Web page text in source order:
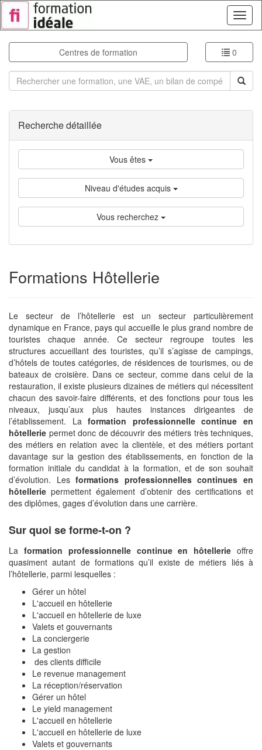
Centres de formation 0
Rechercher
Recherche détaillée
Vous êtes
Niveau d'études acquis
Vous recherchez
Formations Hôtellerie
Le secteur de l’hôtellerie est un secteur particulièrement
dynamique en France, pays qui accueille le plus grand nombre de
touristes chaque année. Ce secteur regroupe toutes les
structures accueillant des touristes, qu’il s’agisse de campings,
d’hôtels de toutes catégories, de résidences de tourismes, ou de
bateaux de croisière. Dans ce secteur, comme dans celui de la
restauration, il existe plusieurs dizaines de métiers qui nécessitent
chacun des savoir-faire différents, et des fonctions pour tous les
niveaux, jusqu’aux plus hautes instances dirigeantes de
l’établissement. Laformation professionnelle continue en
hôtellerie permet donc de découvrir des métiers très techniques,
des métiers en relation avec la clientèle, et des métiers portant
davantage sur la gestion des établissements, en fonction de la
formation initiale du candidat à la formation, et de son souhait
d’évolution. Lesformations professionnelles continues en
hôtellerie permettent également d’obtenir des certifications et
des diplômes, gages d’évolution dans une carrière.
Sur quoi se forme-t-on ?
La formation professionnelle continue en hôtellerieoffre
quasiment autant de formations qu’il existe de métiers liés à
l’hôtellerie, parmi lesquelles :
Gérer un hôtel
L'accueil en hôtellerie
L'accueil en hôtellerie de luxe
Valets et gouvernants
La conciergerie
La gestion
des clients difficile
Le revenue management
La réception/réservation
Gérer un hôtel
Le yield management
L'accueil en hôtellerie
L'accueil en hôtellerie de luxe
Valets et gouvernants